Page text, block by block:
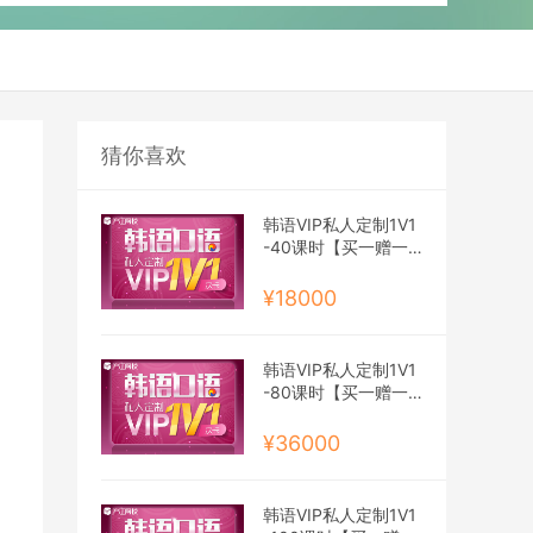
猜你喜欢
韩语VIP私人定制1V1
-40课时【买一赠一
¥18000
韩语VIP私人定制1V1
-80课时【买一赠一
¥36000
韩语VIP私人定制1V1